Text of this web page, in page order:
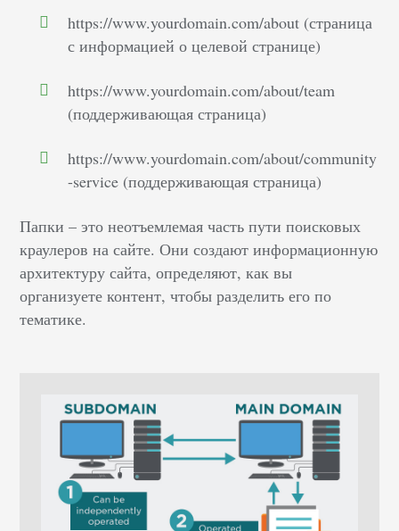
https://www.yourdomain.com/about (страница
с информацией о целевой странице)
https://www.yourdomain.com/about/team
(поддерживающая страница)
https://www.yourdomain.com/about/community
-service (поддерживающая страница)
Папки – это неотъемлемая часть пути поисковых
краулеров на сайте. Они создают информационную
архитектуру сайта, определяют, как вы
организуете контент, чтобы разделить его по
тематике.